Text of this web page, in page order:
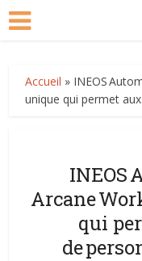
Accueil » INEOS
unique qui permet
INEOS
Arcane
qui
de